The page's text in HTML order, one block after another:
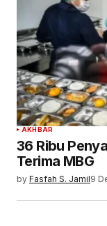
AKHBAR
36 Ribu
Terima MBG
by Fasfah S. Jamil9